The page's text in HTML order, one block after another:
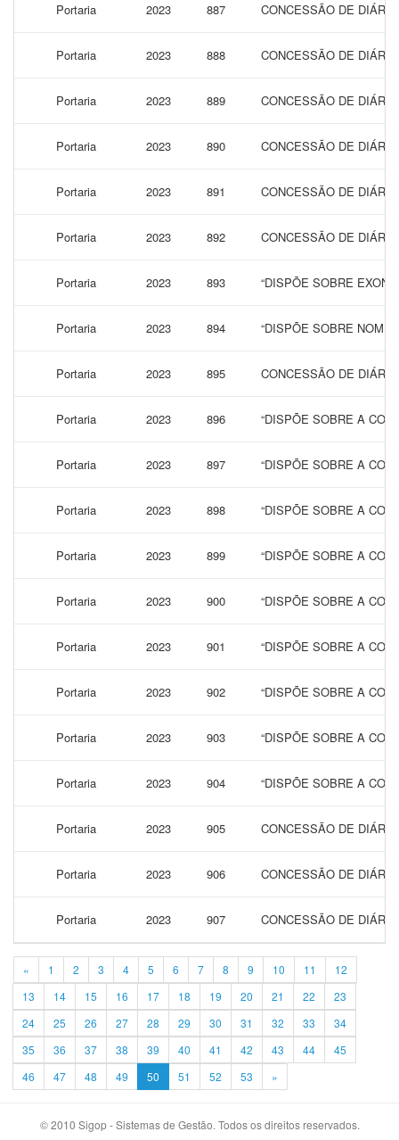
Portaria 2023 887 CONCESSÃO DE
Portaria 2023 888 CONCESSÃO DE
Portaria 2023 889 CONCESSÃO DE
Portaria 2023 890 CONCESSÃO DE
Portaria 2023 891 CONCESSÃO DE
Portaria 2023 892 CONCESSÃO DE
Portaria 2023 893 “DISPÕE SOBRE
Portaria 2023 894 “DISPÕE SOBRE
Portaria 2023 895 CONCESSÃO DE
Portaria 2023 896 “DISPÕE SOBRE A
Portaria 2023 897 “DISPÕE SOBRE A
Portaria 2023 898 “DISPÕE SOBRE A
Portaria 2023 899 “DISPÕE SOBRE A
Portaria 2023 900 “DISPÕE SOBRE A
Portaria 2023 901 “DISPÕE SOBRE A
Portaria 2023 902 “DISPÕE SOBRE A
Portaria 2023 903 “DISPÕE SOBRE A
Portaria 2023 904 “DISPÕE SOBRE A
Portaria 2023 905 CONCESSÃO DE
Portaria 2023 906 CONCESSÃO DE
Portaria 2023 907 CONCESSÃO DE
« 1 2 3 4 5 6 7 8 9 10 11
12
13
14 15 16 17 18 19 20 21 22
23
24
25 26 27 28 29 30 31 32 33
34
35
36 37 38 39 40 41 42 43 44
45
46
47 48 49 50 51 52 53 »
© 2010 Sigop - Sistemas de Gestão. Todos os direitos reservados.